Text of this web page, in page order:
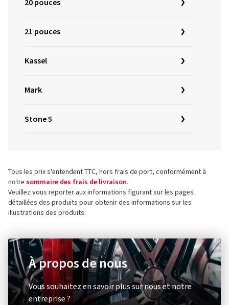
20 pouces
21 pouces
Kassel
Mark
Stone 5
Tous les prix s'entendent TTC, hors frais de port, conformément à
notre sommaire des frais de livraison.
Veuillez vous reporter aux informations figurant sur les pages
détaillées des produits pour obtenir des informations sur les
illustrations des produits.
À propos de nous
Vous souhaitez en savoir plus sur nous et notre
entreprise ?